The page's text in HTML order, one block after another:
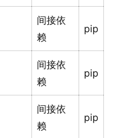
间接依
赖
pip
间接依
赖
pip
间接依
赖
pip